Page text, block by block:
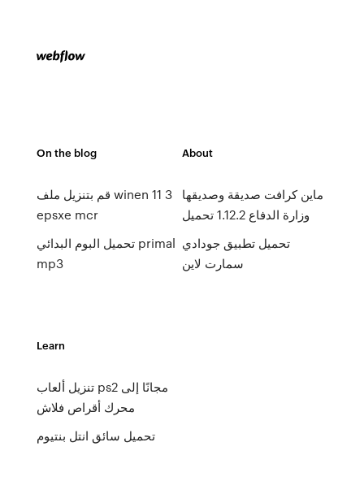
On the blog
قم بتنزيل ملف winen 11 3
epsxe mcr
تحميل البوم البدائي primal
mp3
About
ماين كرافت صديقة وصديقها
وزارة الدفاع 1.12.2 تحميل
تحميل تطبيق جودادي
سمارت لاين
Learn
تنزيل ألعاب ps2 مجانًا إلى
محرك أقراص فلاش
تحميل سائق انتل بنتيوم